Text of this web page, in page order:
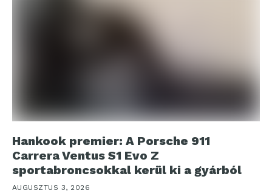
Hankook premier: A Porsche 911
Carrera Ventus S1 Evo Z
sportabroncsokkal kerül ki a gyárból
AUGUSZTUS 3, 2026